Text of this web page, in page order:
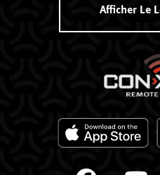
Afficher Le